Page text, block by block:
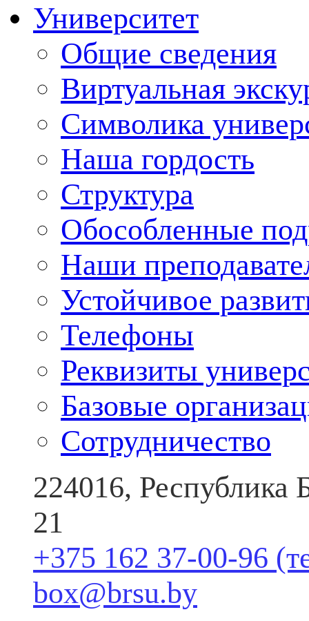
Университет
Общие сведения
Виртуальная
Символика
Наша гордость
Структура
Обособленные
Наши
Устойчивое
Телефоны
Реквизиты
Базовые
Сотрудничество
224016, Республика
21
+375 162 37-00-96
box@brsu.by